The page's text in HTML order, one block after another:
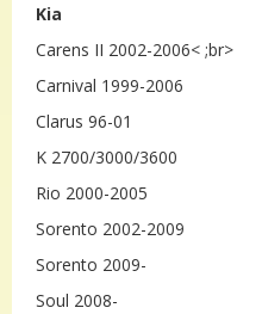
Kia
Carens II 2002-2006< ;br>
Carnival 1999-2006
Clarus 96-01
K 2700/3000/3600
Rio 2000-2005
Sorento 2002-2009
Sorento 2009-
Soul 2008-